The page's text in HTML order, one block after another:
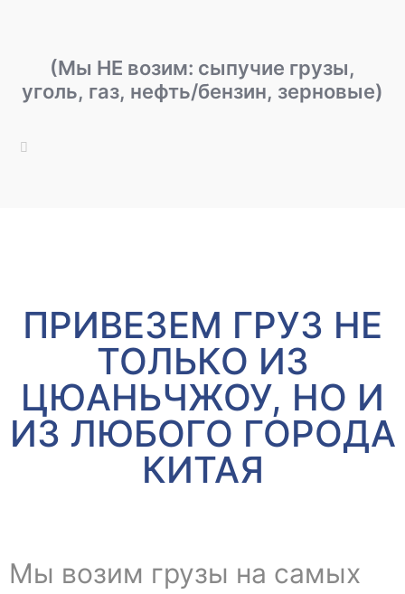
(Мы НЕ возим: сыпучие грузы,
уголь, газ, нефть/бензин, зерновые)
ПРИВЕЗЕМ ГРУЗ НЕ
ТОЛЬКО ИЗ
ЦЮАНЬЧЖОУ, НО И
ИЗ ЛЮБОГО ГОРОДА
КИТАЯ
Мы возим грузы на самых